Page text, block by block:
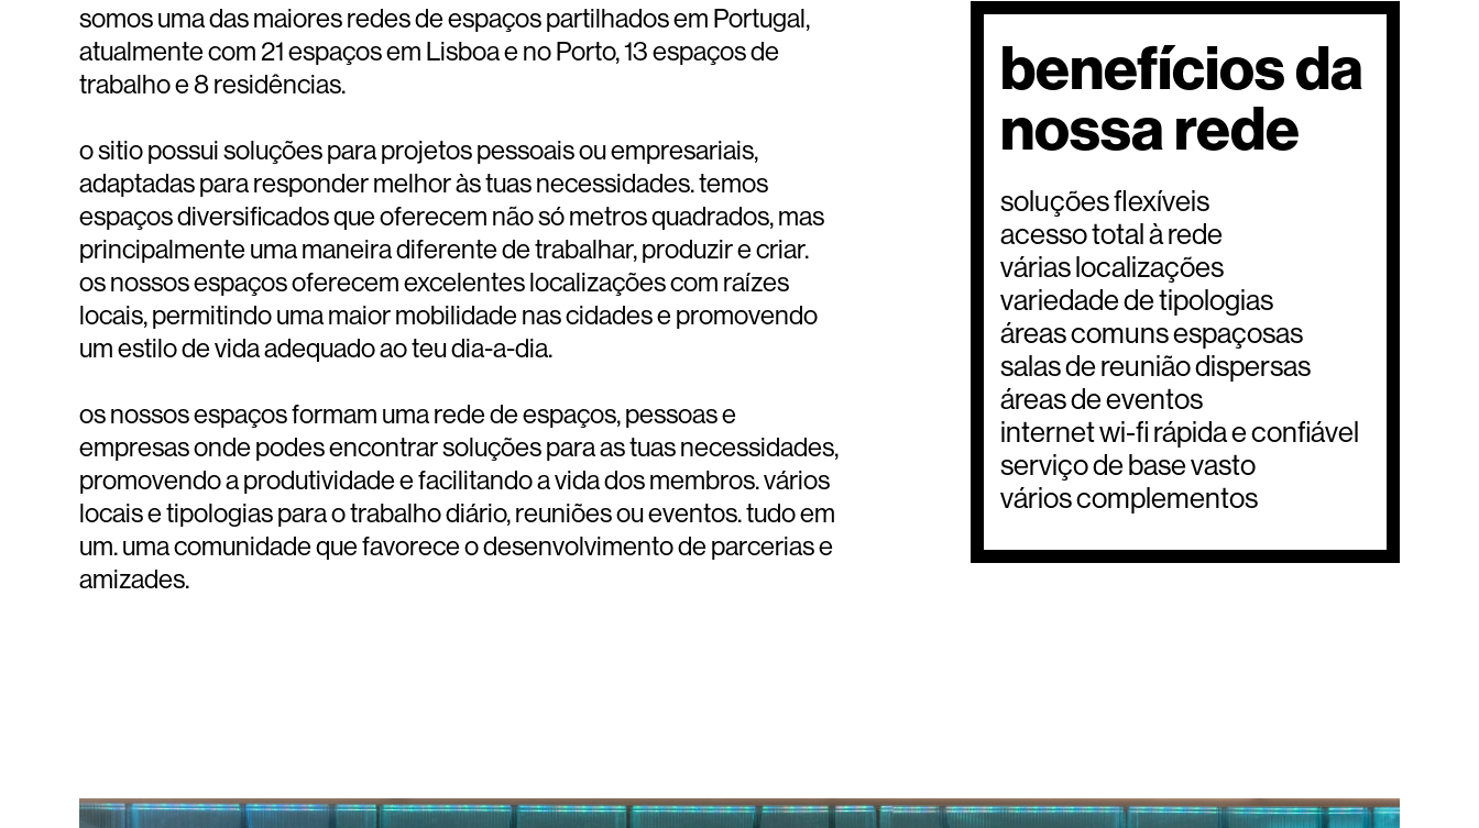
somos uma das maiores redes de espaços partilhados em Portugal,
atualmente com 21 espaços em Lisboa e no Porto, 13 espaços de
trabalho e 8 residências.
o sitio possui soluções para projetos pessoais ou empresariais,
adaptadas para responder melhor às tuas necessidades. temos
espaços diversificados que oferecem não só metros quadrados, mas
principalmente uma maneira diferente de trabalhar, produzir e criar.
os nossos espaços oferecem excelentes localizações com raízes
locais, permitindo uma maior mobilidade nas cidades e promovendo
um estilo de vida adequado ao teu dia-a-dia.
os nossos espaços formam uma rede de espaços, pessoas e
empresas onde podes encontrar soluções para as tuas necessidades,
promovendo a produtividade e facilitando a vida dos membros. vários
locais e tipologias para o trabalho diário, reuniões ou eventos. tudo em
um. uma comunidade que favorece o desenvolvimento de parcerias e
amizades.
benefícios da
nossa rede
soluções flexíveis
acesso total à rede
várias localizações
variedade de tipologias
áreas comuns espaçosas
salas de reunião dispersas
áreas de eventos
internet wi-fi rápida e confiável
serviço de base vasto
vários complementos